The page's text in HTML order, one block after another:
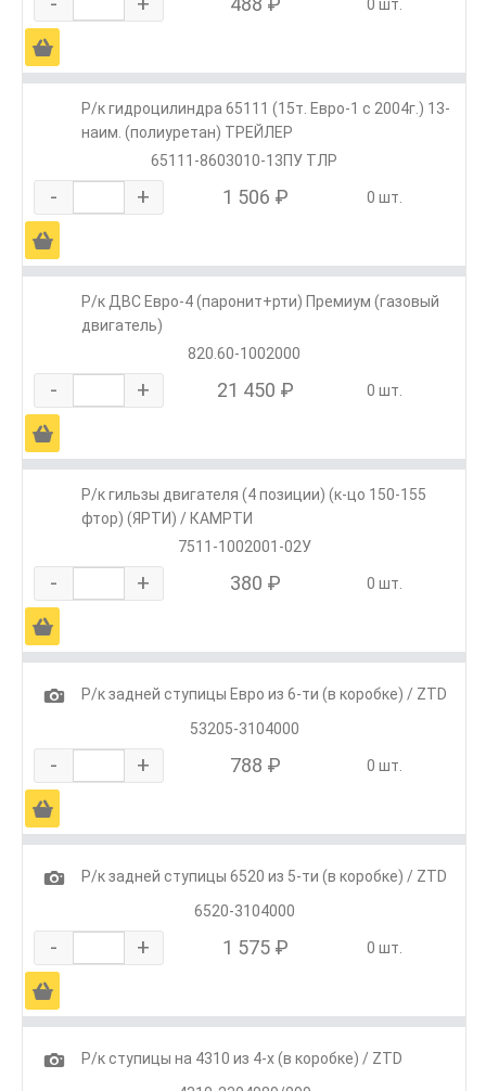
0 шт.
Ä
Р/к гидроцилиндра 65111 (15т. Евро-1 с 2004г.) 13-
наим. (полиуретан) ТРЕЙЛЕР
65111-8603010-13ПУ ТЛР
- + 1 506 ₽ 0 шт.
Ä
Р/к ДВС Евро-4 (паронит+рти) Премиум (газовый
двигатель)
820.60-1002000
- + 21 450 ₽ 0 шт.
Ä
Р/к гильзы двигателя (4 позиции) (к-цо 150-155
фтор) (ЯРТИ) / КАМРТИ
7511-1002001-02У
- + 380 ₽ 0 шт.
Ä
1
Р/к задней ступицы Евро из 6-ти (в коробке) / ZTD
53205-3104000
- + 788 ₽ 0 шт.
Ä
1
Р/к задней ступицы 6520 из 5-ти (в коробке) / ZTD
6520-3104000
- + 1 575 ₽ 0 шт.
Ä
1
Р/к ступицы на 4310 из 4-х (в коробке) / ZTD